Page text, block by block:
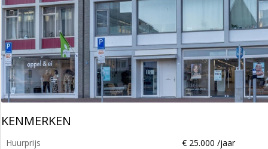
Registreren
Login
KENMERKEN
Huurprijs
€ 25.000 /jaar